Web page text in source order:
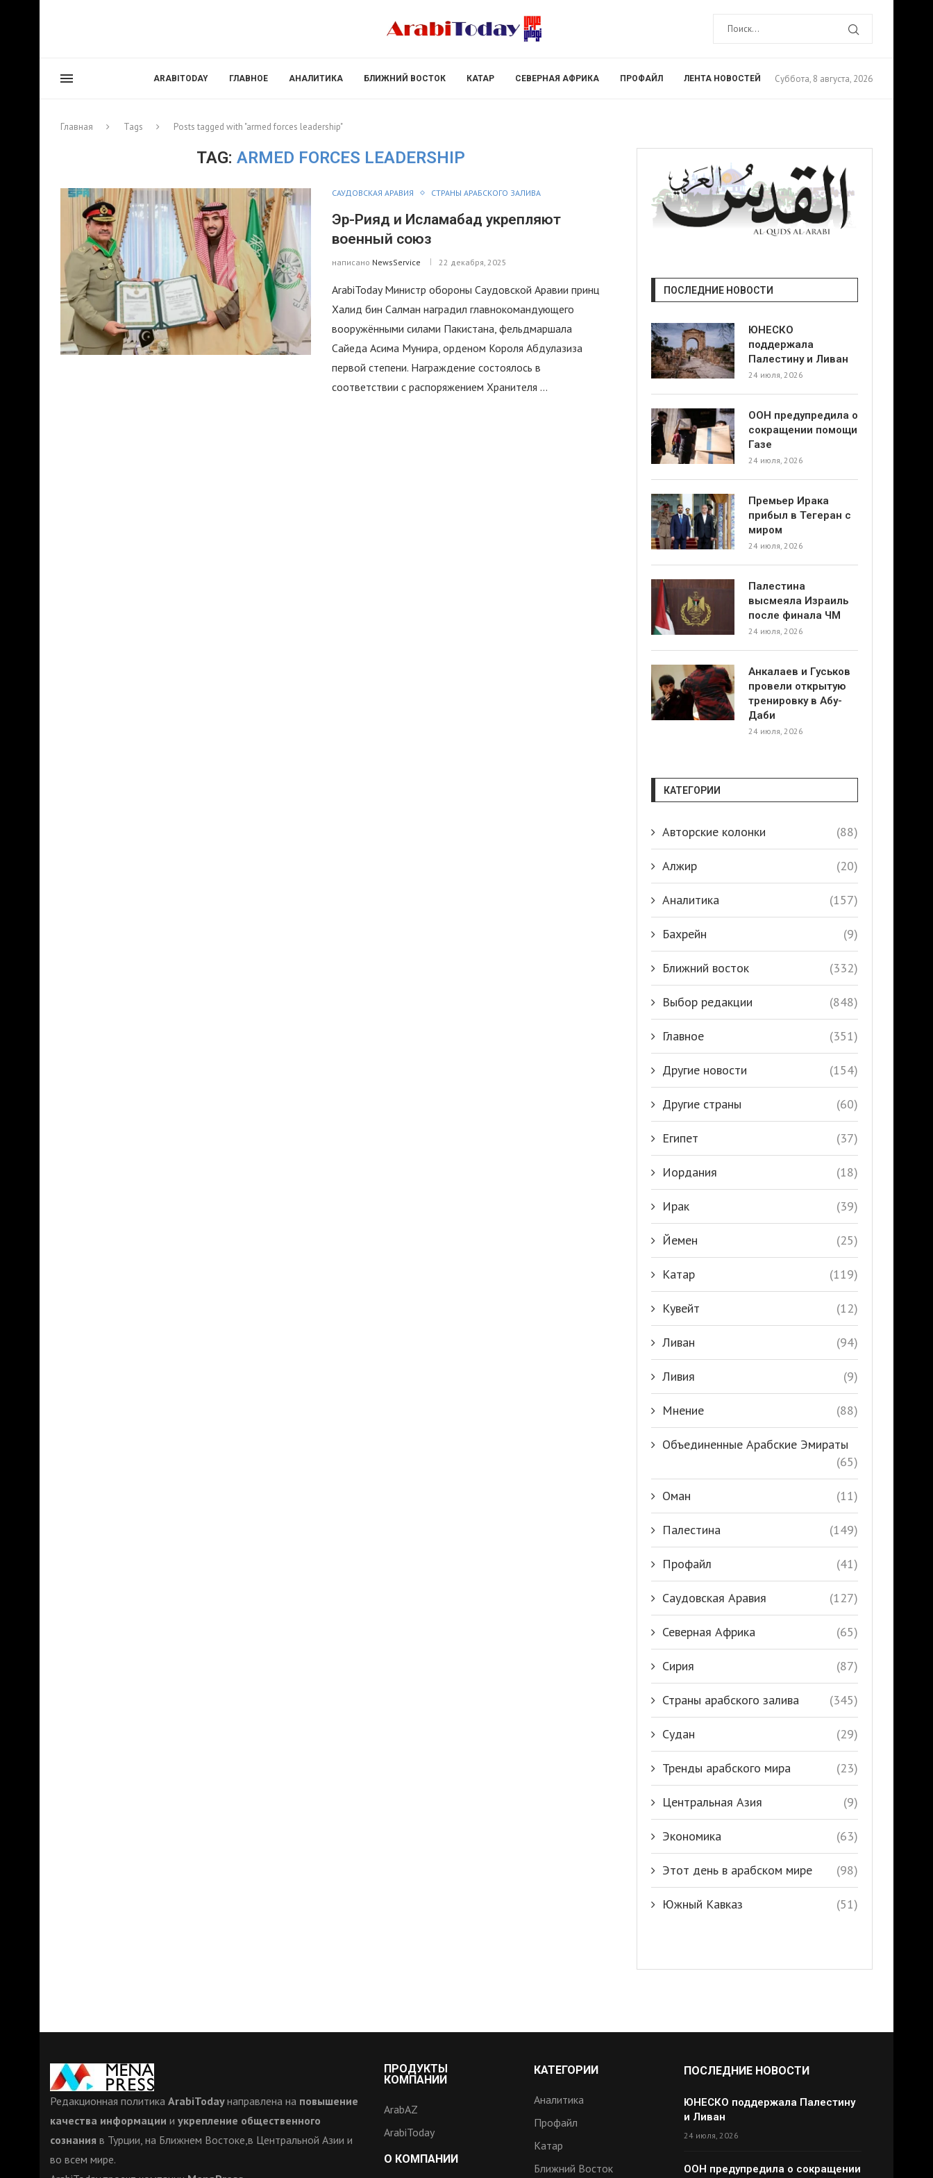
ARABITODAY ГЛАВНОЕ АНАЛИТИКА БЛИЖНИЙ ВОСТОК КАТАР СЕВЕРНАЯ АФРИКА ПРОФАЙЛ ЛЕНТА НОВОСТЕЙ Суббота, 8 августа, 2026
Главная Tags Posts tagged with "armed forces leadership"
TAG:ARMED FORCES LEADERSHIP
САУДОВСКАЯ АРАВИЯ СТРАНЫ АРАБСКОГО ЗАЛИВА
Эр-Рияд и Исламабад укрепляют
военный союз
написано NewsService 22 декабря, 2025
ArabiToday Министр обороны Саудовской Аравии принц
Халид бин Салман наградил главнокомандующего
вооружёнными силами Пакистана, фельдмаршала
Сайеда Асима Мунира, орденом Короля Абдулазиза
первой степени. Награждение состоялось в
соответствии с распоряжением Хранителя …
ПОСЛЕДНИЕ НОВОСТИ
ЮНЕСКО
поддержала
Палестину и Ливан
24 июля, 2026
ООН предупредила о
сокращении помощи
Газе
24 июля, 2026
Премьер Ирака
прибыл в Тегеран с
миром
24 июля, 2026
Палестина
высмеяла Израиль
после финала ЧМ
24 июля, 2026
Анкалаев и Гуськов
провели открытую
тренировку в Абу-
Даби
24 июля, 2026
КАТЕГОРИИ
Авторские колонки (88)
Алжир (20)
Аналитика (157)
Бахрейн (9)
Ближний восток (332)
Выбор редакции (848)
Главное (351)
Другие новости (154)
Другие страны (60)
Египет (37)
Иордания (18)
Ирак (39)
Йемен (25)
Катар (119)
Кувейт (12)
Ливан (94)
Ливия (9)
Мнение (88)
Объединенные Арабские Эмираты
(65)
Оман (11)
Палестина (149)
Профайл (41)
Саудовская Аравия (127)
Северная Африка (65)
Сирия (87)
Страны арабского залива (345)
Судан (29)
Тренды арабского мира (23)
Центральная Азия (9)
Экономика (63)
Этот день в арабском мире (98)
Южный Кавказ (51)
Редакционная политика ArabiTodayнаправлена на повышение
качества информации и укрепление общественного
сознания в Турции, на Ближнем Востоке,в Центральной Азии и
во всем мире.
ПРОДУКТЫ
КОМПАНИИ
ArabAZ
ArabiToday
О КОМПАНИИ
КАТЕГОРИИ
Аналитика
Профайл
Катар
Ближний Восток
ПОСЛЕДНИЕ НОВОСТИ
ЮНЕСКО поддержала Палестину
и Ливан
24 июля, 2026
ООН предупредила о сокращении